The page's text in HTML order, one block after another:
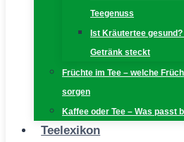
Teegenuss
Ist Kräutertee
Getränk steckt
Früchte im Tee – welche
sorgen
Kaffee oder Tee – Was passt
Teelexikon